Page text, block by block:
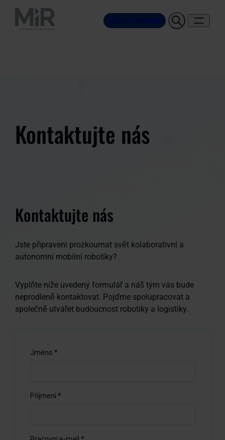
Kontakt obchod
Kontaktujte nás
Kontaktujte nás
Jste připraveni prozkoumat svět kolaborativní a
autonomní mobilní robotiky?
Vyplňte níže uvedený formulář a náš tým vás bude
neprodleně kontaktovat. Pojďme spolupracovat a
společně utvářet budoucnost robotiky a logistiky.